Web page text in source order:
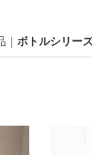
ボトルシリー